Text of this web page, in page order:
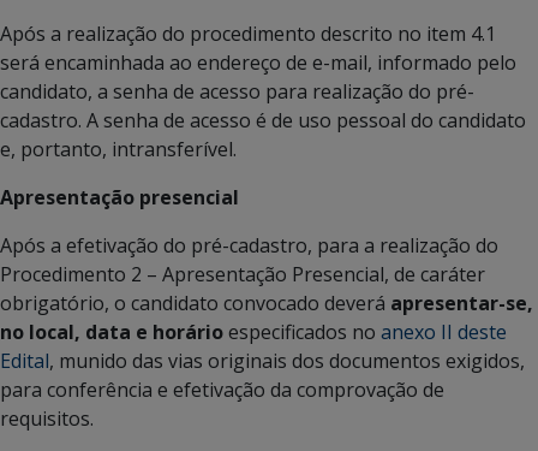
Após a realização do procedimento descrito no item 4.1
será encaminhada ao endereço de e-mail, informado pelo
candidato, a senha de acesso para realização do pré-
cadastro. A senha de acesso é de uso pessoal do candidato
e, portanto, intransferível.
Apresentação presencial
Após a efetivação do pré-cadastro, para a realização do
Procedimento 2 – Apresentação Presencial, de caráter
obrigatório, o candidato convocado deverá apresentar-se,
no local, data e horárioespecificados no anexo II deste
Edital, munido das vias originais dos documentos exigidos,
para conferência e efetivação da comprovação de
requisitos.